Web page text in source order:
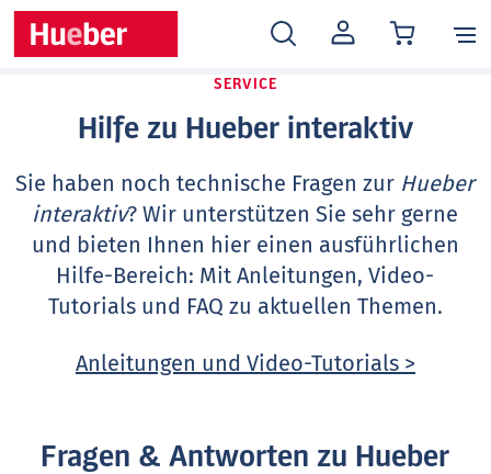
MEIN
KONTO
SERVICE
Hilfe zu Hueber interaktiv
Sie haben noch technische Fragen zur Hueber
interaktiv? Wir unterstützen Sie sehr gerne
und bieten Ihnen hier einen ausführlichen
Hilfe-Bereich: Mit Anleitungen, Video-
Tutorials und FAQ zu aktuellen Themen.
Anleitungen und Video-Tutorials >
Fragen & Antworten zu Hueber